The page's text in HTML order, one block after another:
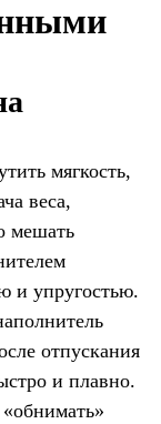
мягкость,
веса,
мешать
и упругостью.
отпускания
и плавно.